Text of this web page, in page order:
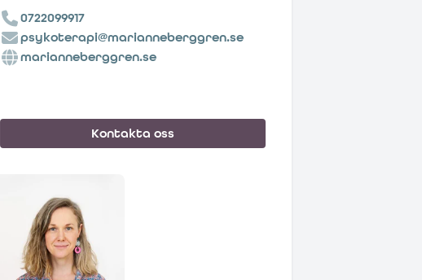
0722099917
psykoterapi@marianneberggren.se
marianneberggren.se
Kontakta oss